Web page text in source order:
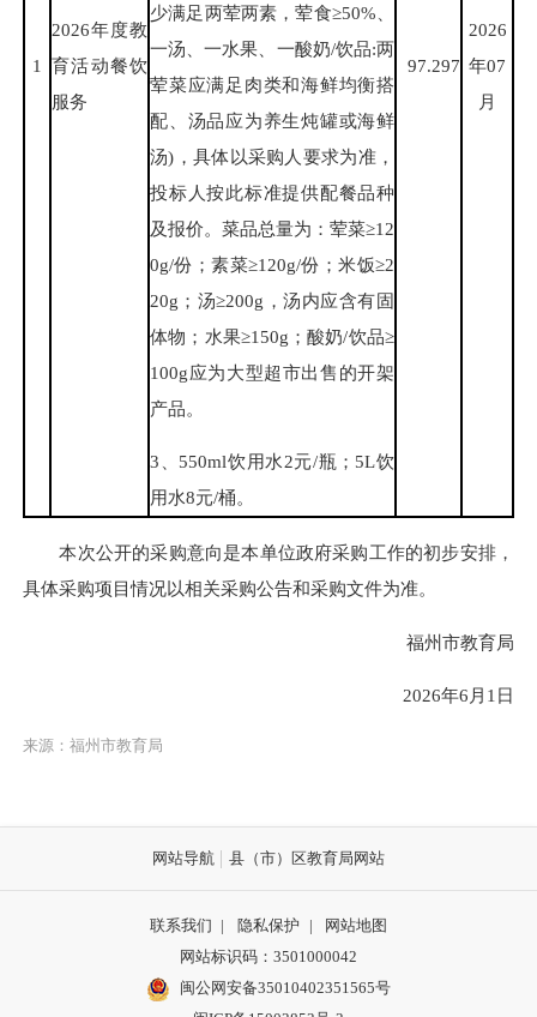
1
2026年度教
育活动餐饮
服务
少满足两荤两素，荤食≥50%、
一汤、一水果、一酸奶/饮品:两
荤菜应满足肉类和海鲜均衡搭
配、汤品应为养生炖罐或海鲜
汤)，具体以采购人要求为准，
投标人按此标准提供配餐品种
及报价。菜品总量为：荤菜≥12
0g/份；素菜≥120g/份；米饭≥2
20g；汤≥200g，汤内应含有固
体物；水果≥150g；酸奶/饮品≥
100g应为大型超市出售的开架
产品。
3、550ml饮用水2元/瓶；5L饮
用水8元/桶。
97.297
2026
年07
月
本次公开的采购意向是本单位政府采购工作的初步安排，
具体采购项目情况以相关采购公告和采购文件为准。
福州市教育局
2026年6月1日
来源：福州市教育局
网站导航 县（市）区教育局网站
联系我们 | 隐私保护 |
网站地图
网站标识码：3501000042
闽公网安备35010402351565号